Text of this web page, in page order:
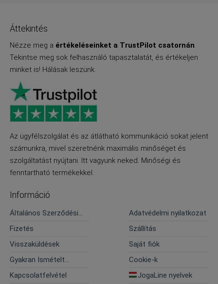
Áttekintés
Nézze meg a értékeléseinket a TrustPilot csatornán.
Tekintse meg sok felhasználó tapasztalatát, és értékeljen
minket is! Hálásak leszünk.
Az ügyfélszolgálat és az átlátható kommunikáció sokat jelent
számunkra, mivel szeretnénk maximális minőséget és
szolgáltatást nyújtani. Itt vagyunk neked. Minőségi és
fenntartható termékekkel.
Információ
Általános Szerződési
Adatvédelmi nyilatkozat
Fizetés
Szállítás
Visszaküldések
Saját fiók
Gyakran Ismételt
Cookie-k
Kapcsolatfelvétel
JogaLine nyelvek